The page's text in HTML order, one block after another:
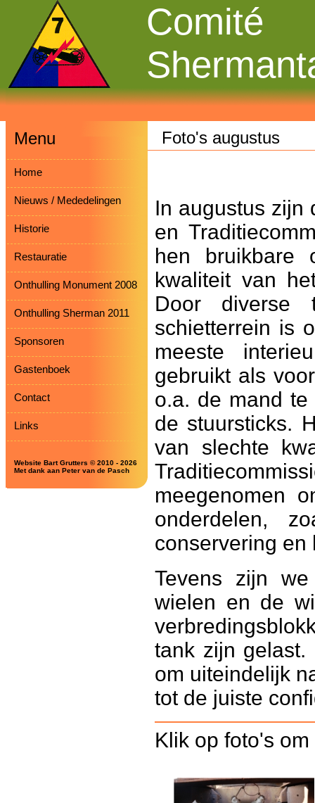
Comité
Menu
Home
Nieuws / Mededelingen
Historie
Restauratie
Onthulling Monument 2008
Onthulling Sherman 2011
Sponsoren
Gastenboek
Contact
Links
Website Bart Grutters © 2010 - 2026
Met dank aan Peter van de Pasch
In augustus zijn
en
hen bruikbare
kwaliteit van
Door diverse
schietterrein is
meeste
gebruikt als
o.a. de mand
de stuursticks.
van slechte
meegenomen
onderdelen,
conservering en
Tevens zijn
wielen en de
tank zijn gelast.
om uiteindelijk
tot de juiste
Klik op foto's
Foto's augustus